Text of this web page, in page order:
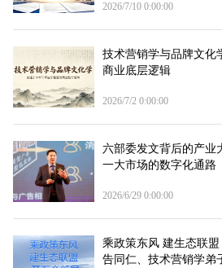
2026/7/10 0:00:00
技术营销学与品牌文化
商业底层逻辑
2026/7/2 0:00:00
六部委发文背后的产业
一大市场的数字化通路
2026/6/29 0:00:00
乘政策东风 建生态联
告同仁、技术营销学弟